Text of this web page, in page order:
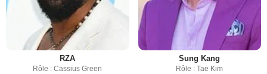
RZA
Rôle : Cassius Green
Sung Kang
Rôle : Tae Kim